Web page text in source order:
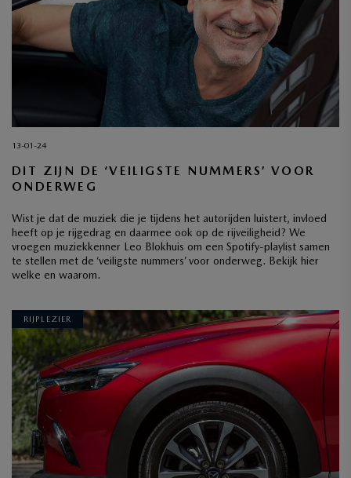
13-01-24
DIT ZIJN DE ‘VEILIGSTE NUMMERS’ VOOR
ONDERWEG
Wist je dat de muziek die je tijdens het autorijden luistert, invloed
heeft op je rijgedrag en daarmee ook op de rijveiligheid? We
vroegen muziekkenner Leo Blokhuis om een Spotify-playlist samen
te stellen met de ‘veiligste nummers’ voor onderweg. Bekijk hier
welke en waarom.
RIJPLEZIER